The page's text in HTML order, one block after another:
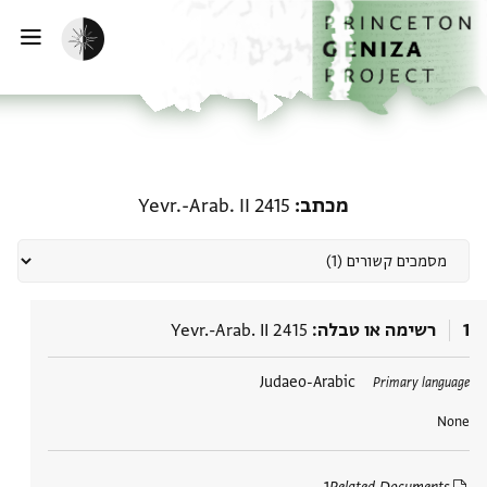
דילוג לתוכן
דף הבית
הפעלת מצב כהה
מכתב Yevr.-Arab. II 2415
1 רשימה או טבלה Yevr.-Arab. II 2415
Primary language
Judaeo-Arabic
None
תגים